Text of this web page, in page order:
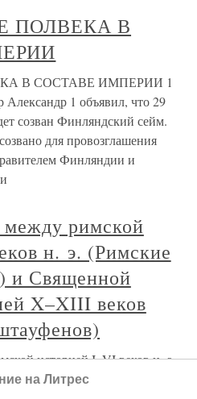
ПОЛВЕКА В
В СОСТАВЕ ИМПЕРИИ 1
Александр 1 объявил, что 29
созван Финляндский сейм.
для провозглашения
Финляндии и
между римской
н. э. (Римские
и Священной
X–XIII веков
историей I–VI веков н. э.
Священной Римской
на Литрес